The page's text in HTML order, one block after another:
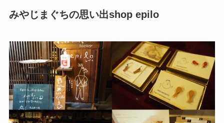
みやじまぐちの思い出shop epilo